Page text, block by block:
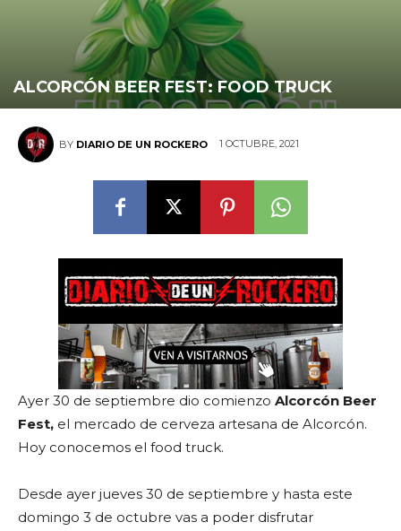
ALCORCÓN BEER FEST: FOOD TRUCK
BY DIARIO DE UN ROCKERO 1 OCTUBRE, 2021
Ayer 30 de septiembre dio comienzo Alcorcón Beer
Fest, el mercado de cerveza artesana de Alcorcón.
Hoy conocemos el food truck.
Desde ayer jueves 30 de septiembre y hasta este
domingo 3 de octubre vas a poder disfrutar